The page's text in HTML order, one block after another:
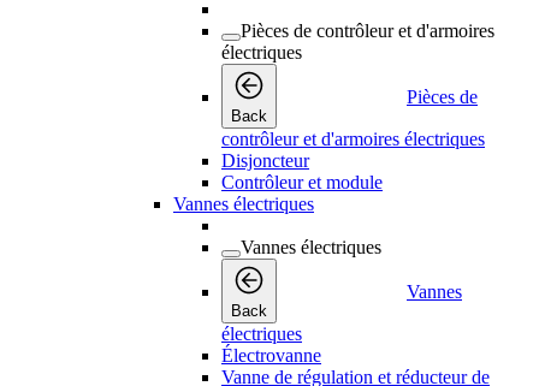
Pièces de contrôleur et d'armoires
électriques
Back
Pièces de
contrôleur et d'armoires électriques
Disjoncteur
Contrôleur et module
Vannes électriques
Vannes électriques
Back
Vannes
électriques
Électrovanne
Vanne de régulation et réducteur de